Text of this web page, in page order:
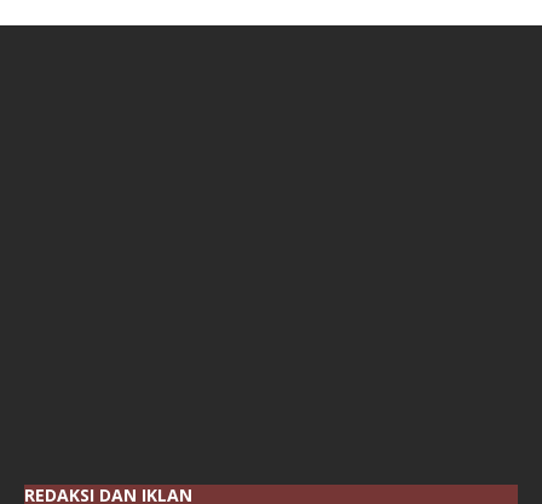
REDAKSI DAN IKLAN